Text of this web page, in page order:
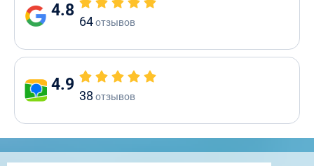
4.8
64отзывов
4.9
38 отзывов